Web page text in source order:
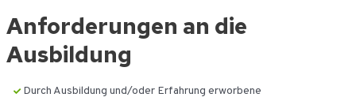
Anforderungen an die
Ausbildung
Durch Ausbildung und/oder Erfahrung erworbene